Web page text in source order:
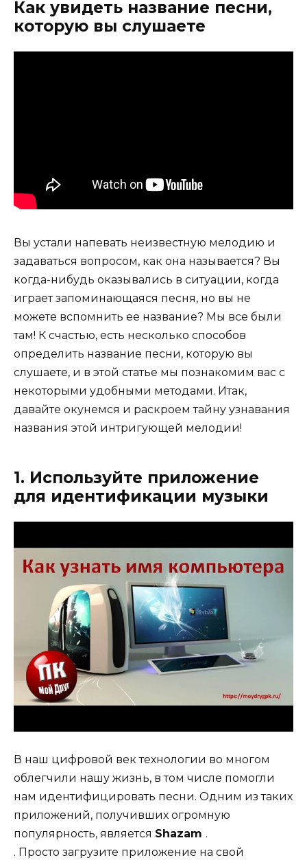
Как увидеть название песни,
которую вы слушаете
Вы устали напевать неизвестную мелодию и
задаваться вопросом, как она называется? Вы
когда-нибудь оказывались в ситуации, когда
играет запоминающаяся песня, но вы не
можете вспомнить ее название? Мы все были
там! К счастью, есть несколько способов
определить название песни, которую вы
слушаете, и в этой статье мы познакомим вас с
некоторыми удобными методами. Итак,
давайте окунемся и раскроем тайну узнавания
названия этой интригующей мелодии!
1. Используйте приложение
для идентификации музыки
В наш цифровой век технологии во многом
облегчили нашу жизнь, в том числе помогли
нам идентифицировать песни. Одним из таких
приложений, получивших огромную
популярность, является Shazam .
. Просто загрузите приложение на свой